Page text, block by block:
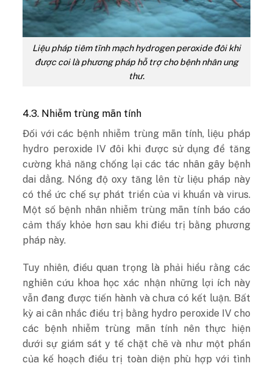
Liệu pháp tiêm tĩnh mạch hydrogen peroxide đôi khi
được coi là phương pháp hỗ trợ cho bệnh nhân ung
thư.
4.3. Nhiễm trùng mãn tính
Đối với các bệnh nhiễm trùng mãn tính, liệu pháp
hydro peroxide IV đôi khi được sử dụng để tăng
cường khả năng chống lại các tác nhân gây bệnh
dai dẳng. Nồng độ oxy tăng lên từ liệu pháp này
có thể ức chế sự phát triển của vi khuẩn và virus.
Một số bệnh nhân nhiễm trùng mãn tính báo cáo
cảm thấy khỏe hơn sau khi điều trị bằng phương
pháp này.
Tuy nhiên, điều quan trọng là phải hiểu rằng các
nghiên cứu khoa học xác nhận những lợi ích này
vẫn đang được tiến hành và chưa có kết luận. Bất
kỳ ai cân nhắc điều trị bằng hydro peroxide IV cho
các bệnh nhiễm trùng mãn tính nên thực hiện
dưới sự giám sát y tế chặt chẽ và như một phần
của kế hoạch điều trị toàn diện phù hợp với tình